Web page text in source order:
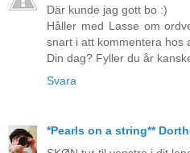
Där kunde jag gott bo :)
Håller med Lasse om
snart i att kommentera hos
Din dag? Fyller du år
Svara
*Pearls on a string**